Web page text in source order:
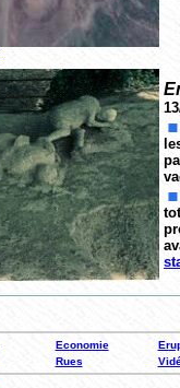
Economie
Rues